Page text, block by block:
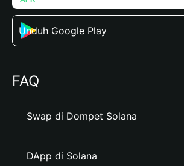
Unduh Google Play
FAQ
Swap di Dompet Solana
DApp di Solana